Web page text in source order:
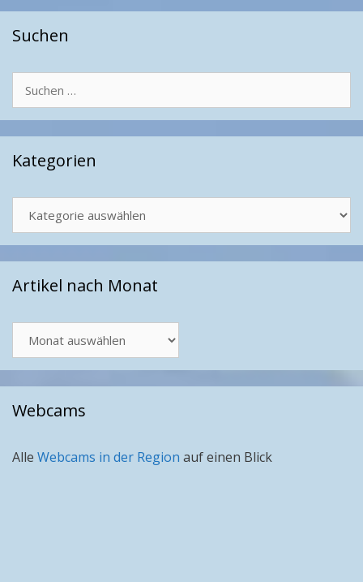
Suchen
nach:
Kategorien
Artikel nach Monat
nach
Monat
Webcams
Alle Webcams in der Region auf einen Blick